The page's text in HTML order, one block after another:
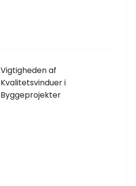
Vigtigheden af
Kvalitetsvinduer i
Byggeprojekter